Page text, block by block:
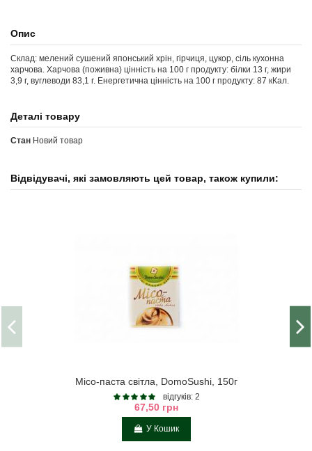
Опис
Склад: мелений сушений японський хрін, гірчиця, цукор, сіль кухонна
харчова. Харчова (поживна) цінність на 100 г продукту: білки 13 г, жири
3,9 г, вуглеводи 83,1 г. Енергетична цінність на 100 г продукту: 87 кКал.
Деталі товару
Стан Новий товар
Відвідувачі, які замовляють цей товар, також купили:
Місо-паста світла, DomoSushi, 150г
відгуків: 2
67,50 грн
У Кошик